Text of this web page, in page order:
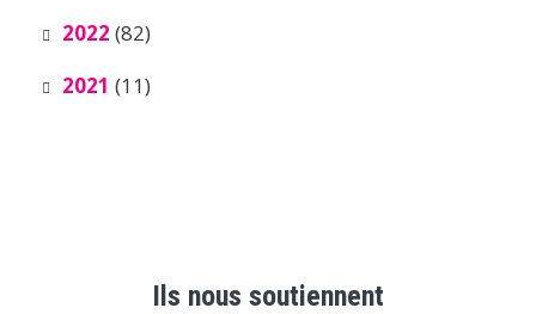
2022 (82)
2021 (11)
Ils nous soutiennent